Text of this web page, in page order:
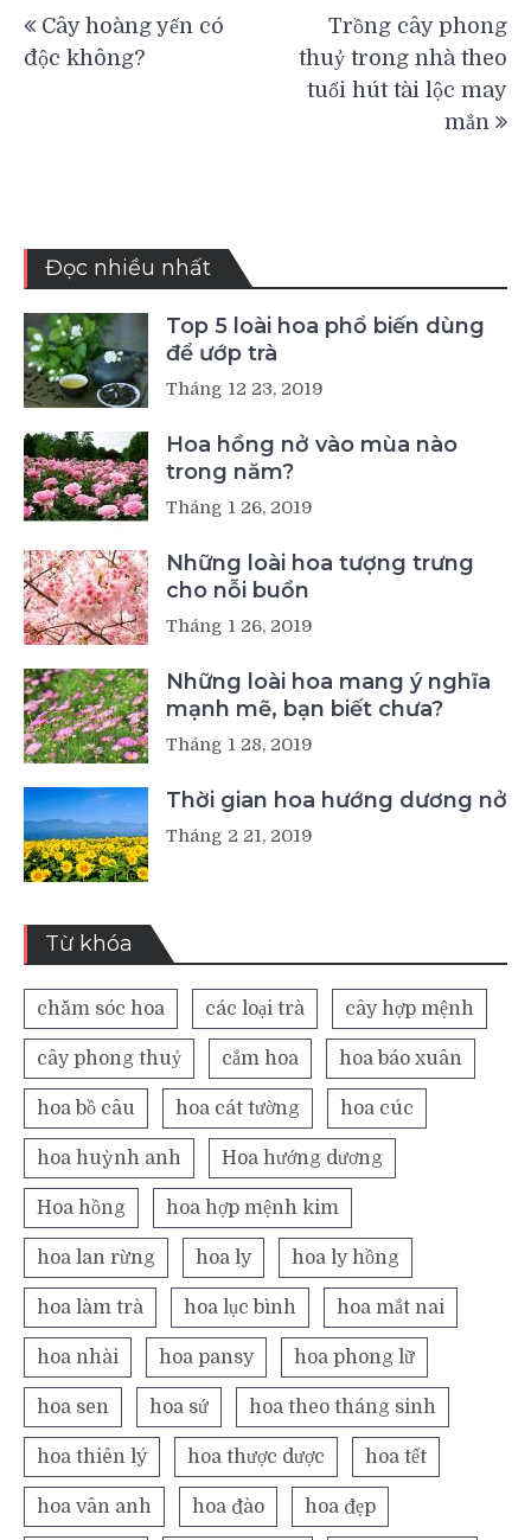
hướng
Cây hoàng yến có
độc không?
Trồng cây phong
thuỷ trong nhà theo
tuổi hút tài lộc may
mắn
Đọc nhiều nhất
Top 5 loài hoa phổ biến dùng
để ướp trà
Tháng 12 23, 2019
Hoa hồng nở vào mùa nào
trong năm?
Tháng 1 26, 2019
Những loài hoa tượng trưng
cho nỗi buồn
Tháng 1 26, 2019
Những loài hoa mang ý nghĩa
mạnh mẽ, bạn biết chưa?
Tháng 1 28, 2019
Thời gian hoa hướng dương nở
Tháng 2 21, 2019
Từ khóa
chăm sóc hoa các loại trà cây hợp mệnh
cây phong thuỷ cắm hoa hoa báo xuân
hoa bồ câu hoa cát tường hoa cúc
hoa huỳnh anh Hoa hướng dương
Hoa hồng hoa hợp mệnh kim
hoa lan rừng hoa ly hoa ly hồng
hoa làm trà hoa lục bình hoa mắt nai
hoa nhài hoa pansy hoa phong lữ
hoa sen hoa sứ hoa theo tháng sinh
hoa thiên lý hoa thược dược hoa tết
hoa vân anh hoa đào hoa đẹp